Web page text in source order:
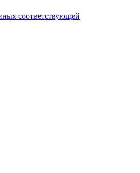
соответствующей